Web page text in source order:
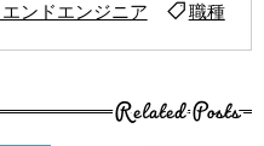
ンドエンジニア 職種
Related Posts